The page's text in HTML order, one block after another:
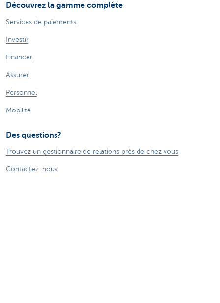
Découvrez la gamme complète
Services de paiements
Investir
Financer
Assurer
Personnel
Mobilité
Des questions?
Trouvez un gestionnaire de relations près de chez vous
Contactez-nous